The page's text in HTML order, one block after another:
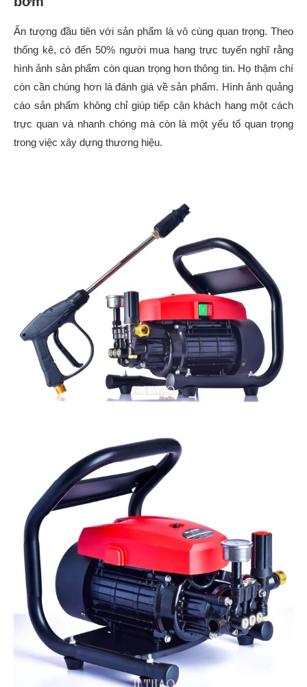
Ấn tượng đầu tiên với sản phẩm là vô cùng quan trọng. Theo
thống kê, có đến 50% người mua hang trực tuyến nghĩ rằng
hình ảnh sản phẩm còn quan trọng hơn thông tin. Họ thậm chí
còn cần chúng hơn là đánh giá về sản phẩm. Hình ảnh quảng
cáo sản phẩm không chỉ giúp tiếp cận khách hang một cách
trực quan và nhanh chóng mà còn là một yếu tố quan trọng
trong việc xây dựng thương hiệu.